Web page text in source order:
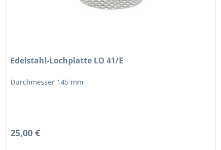
Edelstahl-Lochplatte LO 41/E
Durchmesser 145 mm
25,00 €